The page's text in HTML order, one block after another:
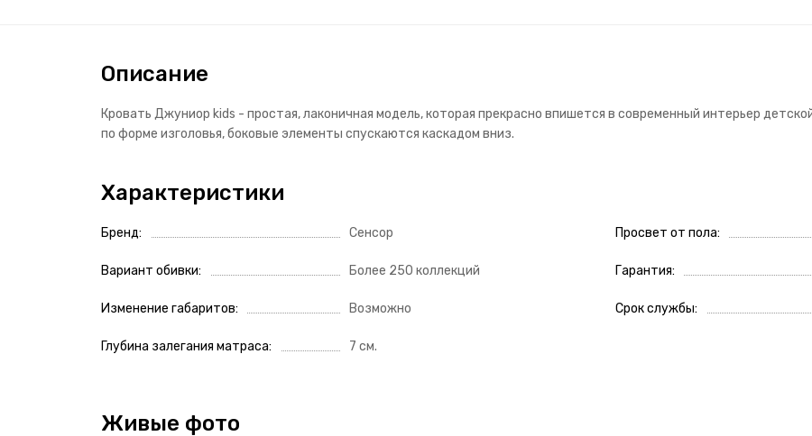
Описание
Кровать Джуниор kids - простая, лаконичная модель, которая прекрасно впишется в современный интерьер
по форме изголовья, боковые элементы спускаются каскадом вниз.
Характеристики
Бренд Сенсор
Вариант обивки Более 250 коллекций
Изменение габаритов Возможно
Глубина залегания матраса 7 см.
Просвет от пола
Гарантия
Срок службы
Живые фото